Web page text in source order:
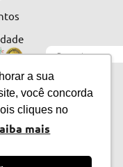
a sua
você concorda
cliques no
mais